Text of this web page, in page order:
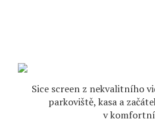
Sice screen z nekvalitního
parkoviště, kasa a
v